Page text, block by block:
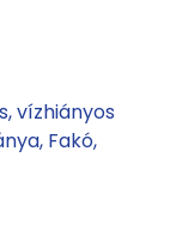
vízhiányos
Fakó,